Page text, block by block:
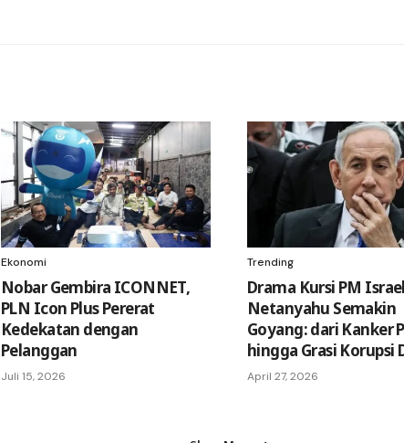
Ekonomi
Nobar Gembira ICONNET,
PLN Icon Plus Pererat
Kedekatan dengan
Pelanggan
Juli 15, 2026
Trending
Drama Kursi PM Israel
Netanyahu Semakin
Goyang: dari Kanker
hingga Grasi Korupsi
April 27, 2026